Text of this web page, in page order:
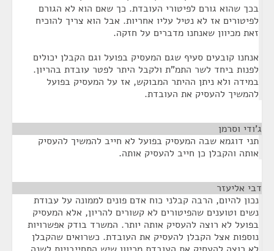
בכך שהוא גורם לפיטורי העובדת. כך שאם הוא לא הגורם
לפיטורים אז לא נטיל עליו אחריות. אבל הוא צריך להוכיח
זאת מכיוון שאנחנו מדברים על חזקה.
אנחנו קובעים סעיף שגם המעסיק בפועל וגם הקבלן יכולים
לפנות ביחד לשר התמ"ת ולקבל היתר לפטר עובדת בהריון.
במידה ולא ניתן ההיתר המבוקש, אז על המעסיק בפועל
להמשיך להעסיק את העובדת.
ג'ודי וסרמן
תני דוגמא שבה המעסיק בפועל לא חייב להמשיך להעסיק
אותה והקבלן כן חייב להעסיק אותה.
דבי אליעזר
נכון להיום, הרבה קבלני כוח אדם פונים לממונה על עבודת
נשים וטוענים שהפיטורים לא קשורים להריון, אלא המעסיק
בפועל לא רוצה להעסיק אותה יותר. המשרד בודק אפשרויות
נוספות אצל הקבלן להעסיק את העובדת. כשרואים שהקבלן